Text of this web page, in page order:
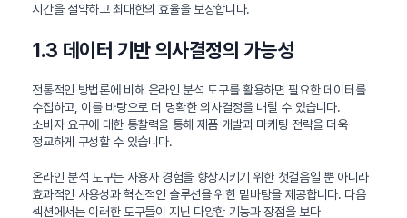
시간을 절약하고 최대한의 효율을 보장합니다.
1.3 데이터 기반 의사결정의 가능성
전통적인 방법론에 비해 온라인 분석 도구를 활용하면 필요한 데이터를
수집하고, 이를 바탕으로 더 명확한 의사결정을 내릴 수 있습니다.
소비자 요구에 대한 통찰력을 통해 제품 개발과 마케팅 전략을 더욱
정교하게 구성할 수 있습니다.
온라인 분석 도구는 사용자 경험을 향상시키기 위한 첫걸음일 뿐 아니라
효과적인 사용성과 혁신적인 솔루션을 위한 밑바탕을 제공합니다. 다음
섹션에서는 이러한 도구들이 지닌 다양한 기능과 장점을 보다